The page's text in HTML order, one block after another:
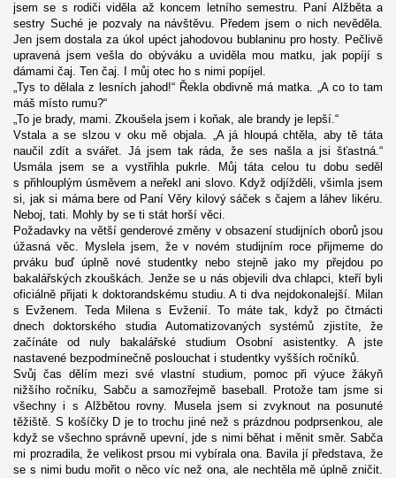
jsem se s rodiči viděla až koncem letního semestru. Paní Alžběta a
sestry Suché je pozvaly na návštěvu. Předem jsem o nich nevěděla.
Jen jsem dostala za úkol upéct jahodovou bublaninu pro hosty. Pečlivě
upravená jsem vešla do obýváku a uviděla mou matku, jak popíjí s
dámami čaj. Ten čaj. I můj otec ho s nimi popíjel.
„Tys to dělala z lesních jahod!“ Řekla obdivně má matka. „A co to tam
máš místo rumu?“
„To je brady, mami. Zkoušela jsem i koňak, ale brandy je lepší.“
Vstala a se slzou v oku mě objala. „A já hloupá chtěla, aby tě táta
naučil zdít a svářet. Já jsem tak ráda, že ses našla a jsi šťastná.“
Usmála jsem se a vystřihla pukrle. Můj táta celou tu dobu seděl
s přihlouplým úsměvem a neřekl ani slovo. Když odjížděli, všimla jsem
si, jak si máma bere od Paní Věry kilový sáček s čajem a láhev likéru.
Neboj, tati. Mohly by se ti stát horší věci.
Požadavky na větší genderové změny v obsazení studijních oborů jsou
úžasná věc. Myslela jsem, že v novém studijním roce přijmeme do
prváku buď úplně nové studentky nebo stejně jako my přejdou po
bakalářských zkouškách. Jenže se u nás objevili dva chlapci, kteří byli
oficiálně přijati k doktorandskému studiu. A ti dva nejdokonalejší. Milan
s Evženem. Teda Milena s Evženií. To máte tak, když po čtrnácti
dnech doktorského studia Automatizovaných systémů zjistíte, že
začínáte od nuly bakalářské studium Osobní asistentky. A jste
nastavené bezpodmínečně poslouchat i studentky vyšších ročníků.
Svůj čas dělím mezi své vlastní studium, pomoc při výuce žákyň
nižšího ročníku, Sabču a samozřejmě baseball. Protože tam jsme si
všechny i s Alžbětou rovny. Musela jsem si zvyknout na posunuté
těžiště. S košíčky D je to trochu jiné než s prázdnou podprsenkou, ale
když se všechno správně upevní, jde s nimi běhat i měnit směr. Sabča
mi prozradila, že velikost prsou mi vybírala ona. Bavila jí představa, že
se s nimi budu mořit o něco víc než ona, ale nechtěla mě úplně zničit.